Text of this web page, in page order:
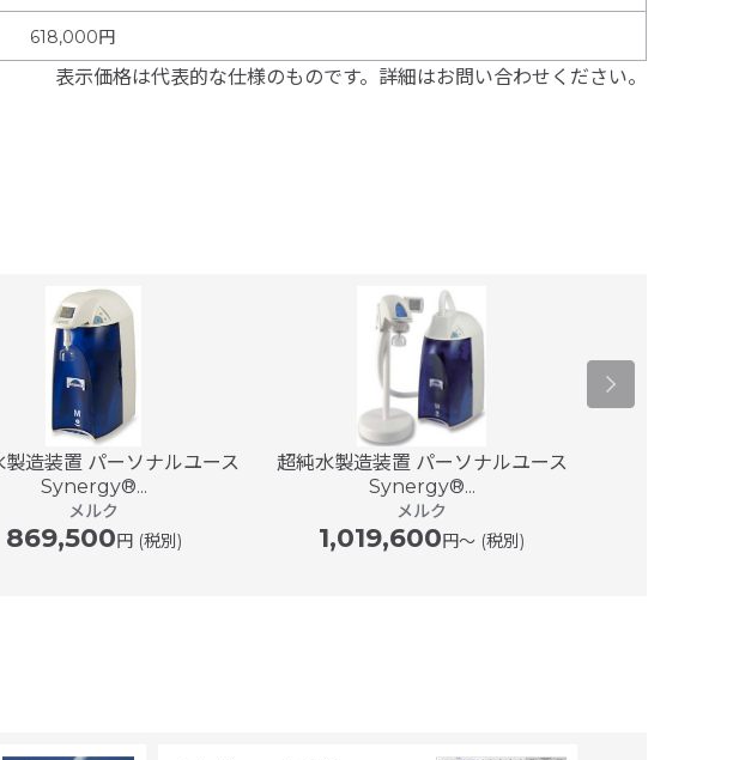
618,000円
表示価格は代表的な仕様のものです。詳細はお問い合わせください。
製造装置 パーソナルユース
Synergy®...
メルク
869,500円 (税別)
超純水製造装置 パーソナルユース
Synergy®...
メルク
1,019,600円〜 (税別)